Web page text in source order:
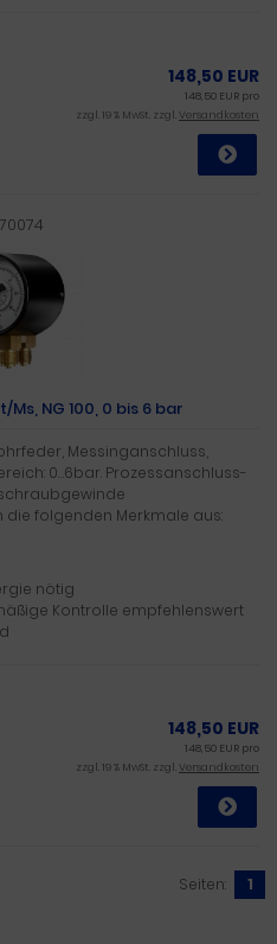
148,50 EUR
148,50 EUR pro
zzgl. 19 % MwSt. zzgl.Versandkosten
NG 100, 0 bis 6 bar
Messinganschluss,
0…6bar. Prozessanschluss-
die folgenden Merkmale aus:
nötig
Kontrolle empfehlenswert
148,50 EUR
148,50 EUR pro
zzgl. 19 % MwSt. zzgl.Versandkosten
Seiten: 1